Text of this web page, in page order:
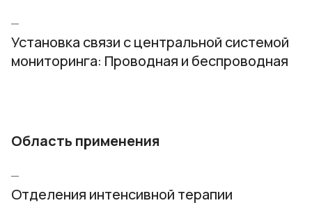
Установка связи с центральной системой
мониторинга: Проводная и беспроводная
Область применения
Отделения интенсивной терапии